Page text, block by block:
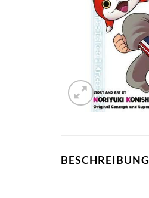
BESCHREIBUNG